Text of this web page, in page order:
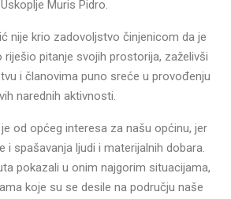
Uskoplje Muris Pidro.
nije krio zadovoljstvo činjenicom da je
riješio pitanje svojih prostorija, zaželivši
i članovima puno sreće u provođenju
narednih aktivnosti.
od općeg interesa za našu općinu, jer
i spašavanja ljudi i materijalnih dobara.
pokazali u onim najgorim situacijama,
koje su se desile na području naše